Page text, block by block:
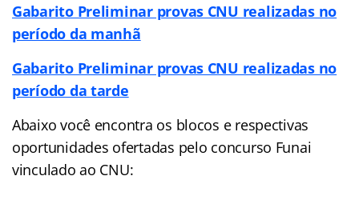
Gabarito Preliminar provas CNU realizadas no
período da manhã
Gabarito Preliminar provas CNU realizadas no
período da tarde
Abaixo você encontra os blocos e respectivas
oportunidades ofertadas pelo concurso Funai
vinculado ao CNU: